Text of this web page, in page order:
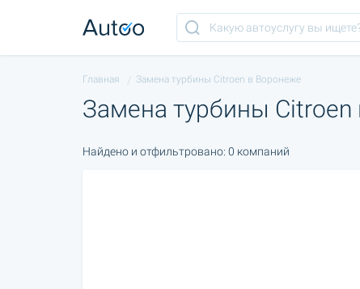
Главная Замена турбины Citroen в Воронеже
Замена турбины
Найдено и отфильтровано: 0 компаний